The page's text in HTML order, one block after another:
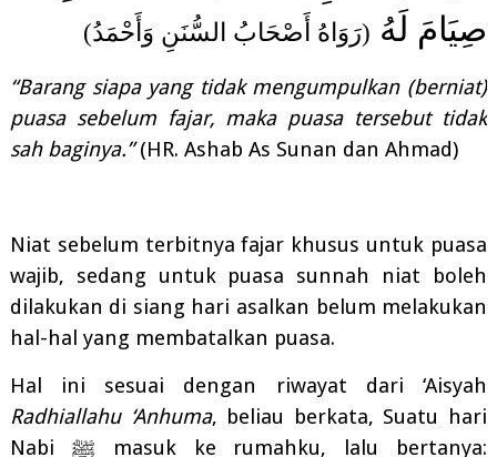
صِيَامَ لَهُ (رَوَاهُ أَصْحَابُ السُّنَنِ وَأَحْمَدُ)
“Barang siapa yang tidak mengumpulkan (berniat)
puasa sebelum fajar, maka puasa tersebut tidak
sah baginya.”(HR. Ashab As Sunan dan Ahmad)
Niat sebelum terbitnya fajar khusus untuk puasa
wajib, sedang untuk puasa sunnah niat boleh
dilakukan di siang hari asalkan belum melakukan
hal-hal yang membatalkan puasa.
Hal ini sesuai dengan riwayat dari ‘Aisyah
Radhiallahu ‘Anhuma, beliau berkata, Suatu hari
Nabi ﷺ masuk ke rumahku, lalu bertanya: